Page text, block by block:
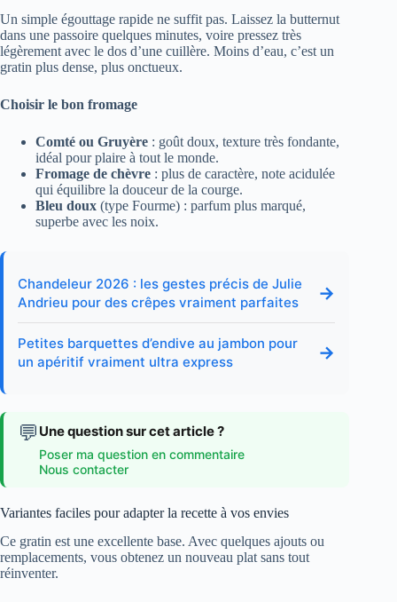
Un simple égouttage rapide ne suffit pas. Laissez la butternut
dans une passoire quelques minutes, voire pressez très
légèrement avec le dos d’une cuillère. Moins d’eau, c’est un
gratin plus dense, plus onctueux.
Choisir le bon fromage
Comté ou Gruyère : goût doux, texture très fondante,
idéal pour plaire à tout le monde.
Fromage de chèvre : plus de caractère, note acidulée
qui équilibre la douceur de la courge.
Bleu doux (type Fourme) : parfum plus marqué,
superbe avec les noix.
Chandeleur 2026 : les gestes précis de Julie
Andrieu pour des crêpes vraiment parfaites
→
Petites barquettes d’endive au jambon pour
un apéritif vraiment ultra express
→
💬 Une question sur cet article ?
Poser ma question en commentaire
Nous contacter
Variantes faciles pour adapter la recette à vos envies
Ce gratin est une excellente base. Avec quelques ajouts ou
remplacements, vous obtenez un nouveau plat sans tout
réinventer.